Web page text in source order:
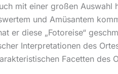
mit einer großen Auswahl
und Amüsantem
er diese „Fotoreise“
Interpretationen des
Facetten des